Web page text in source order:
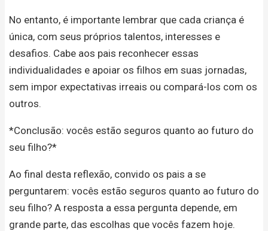
No entanto, é importante lembrar que cada criança é
única, com seus próprios talentos, interesses e
desafios. Cabe aos pais reconhecer essas
individualidades e apoiar os filhos em suas jornadas,
sem impor expectativas irreais ou compará-los com os
outros.
*Conclusão: vocês estão seguros quanto ao futuro do
seu filho?*
Ao final desta reflexão, convido os pais a se
perguntarem: vocês estão seguros quanto ao futuro do
seu filho? A resposta a essa pergunta depende, em
grande parte, das escolhas que vocês fazem hoje.